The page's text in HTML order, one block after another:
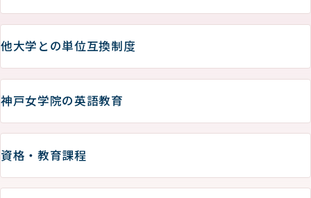
他大学との単位互換制度
神戸女学院の英語教育
資格・教育課程